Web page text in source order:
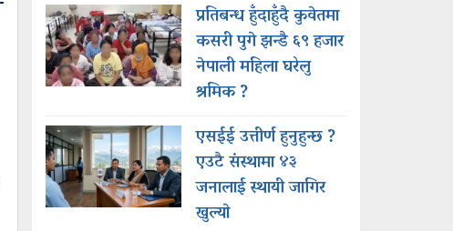
प्रतिबन्ध हुँदाहुँदै कुवेतमा
कसरी पुगे झन्डै ६९ हजार
नेपाली महिला घरेलु
श्रमिक ?
एसईई उत्तीर्ण हुनुहुन्छ ?
एउटै संस्थामा ४३
जनालाई स्थायी जागिर
खुल्याे